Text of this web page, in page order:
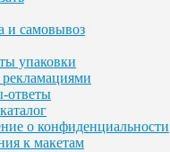
и самовывоз
упаковки
рекламациями
ответы
о конфиденциальности
к макетам